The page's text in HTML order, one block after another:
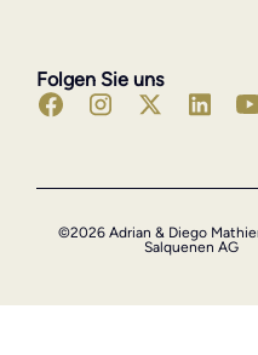
Folgen Sie uns
©2026 Adrian & Diego
Salquenen AG